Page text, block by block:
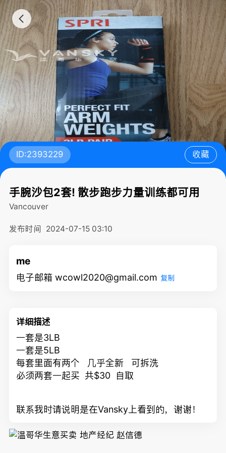
ID:2393229 收藏
手腕沙包2套! 散步跑步力量训练都可用
Vancouver
发布时间 2024-07-15 03:10
me
电子邮箱 wcowl2020@gmail.com 复制
详细描述
一套是3LB
一套是5LB
每套里面有两个 几乎全新 可拆洗
必须两套一起买 共$30 自取
联系我时请说明是在Vansky上看到的，谢谢！